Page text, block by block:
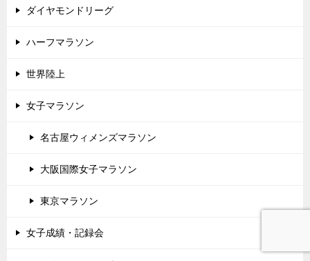
ダイヤモンドリーグ
ハーフマラソン
世界陸上
女子マラソン
名古屋ウィメンズマラソン
大阪国際女子マラソン
東京マラソン
女子成績・記録会